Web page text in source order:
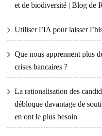
et de biodiversité | Blog de
Utiliser l’IA pour laisser
Que nous apprennent plus
crises bancaires ?
La rationalisation des
débloque davantage de
en ont le plus besoin